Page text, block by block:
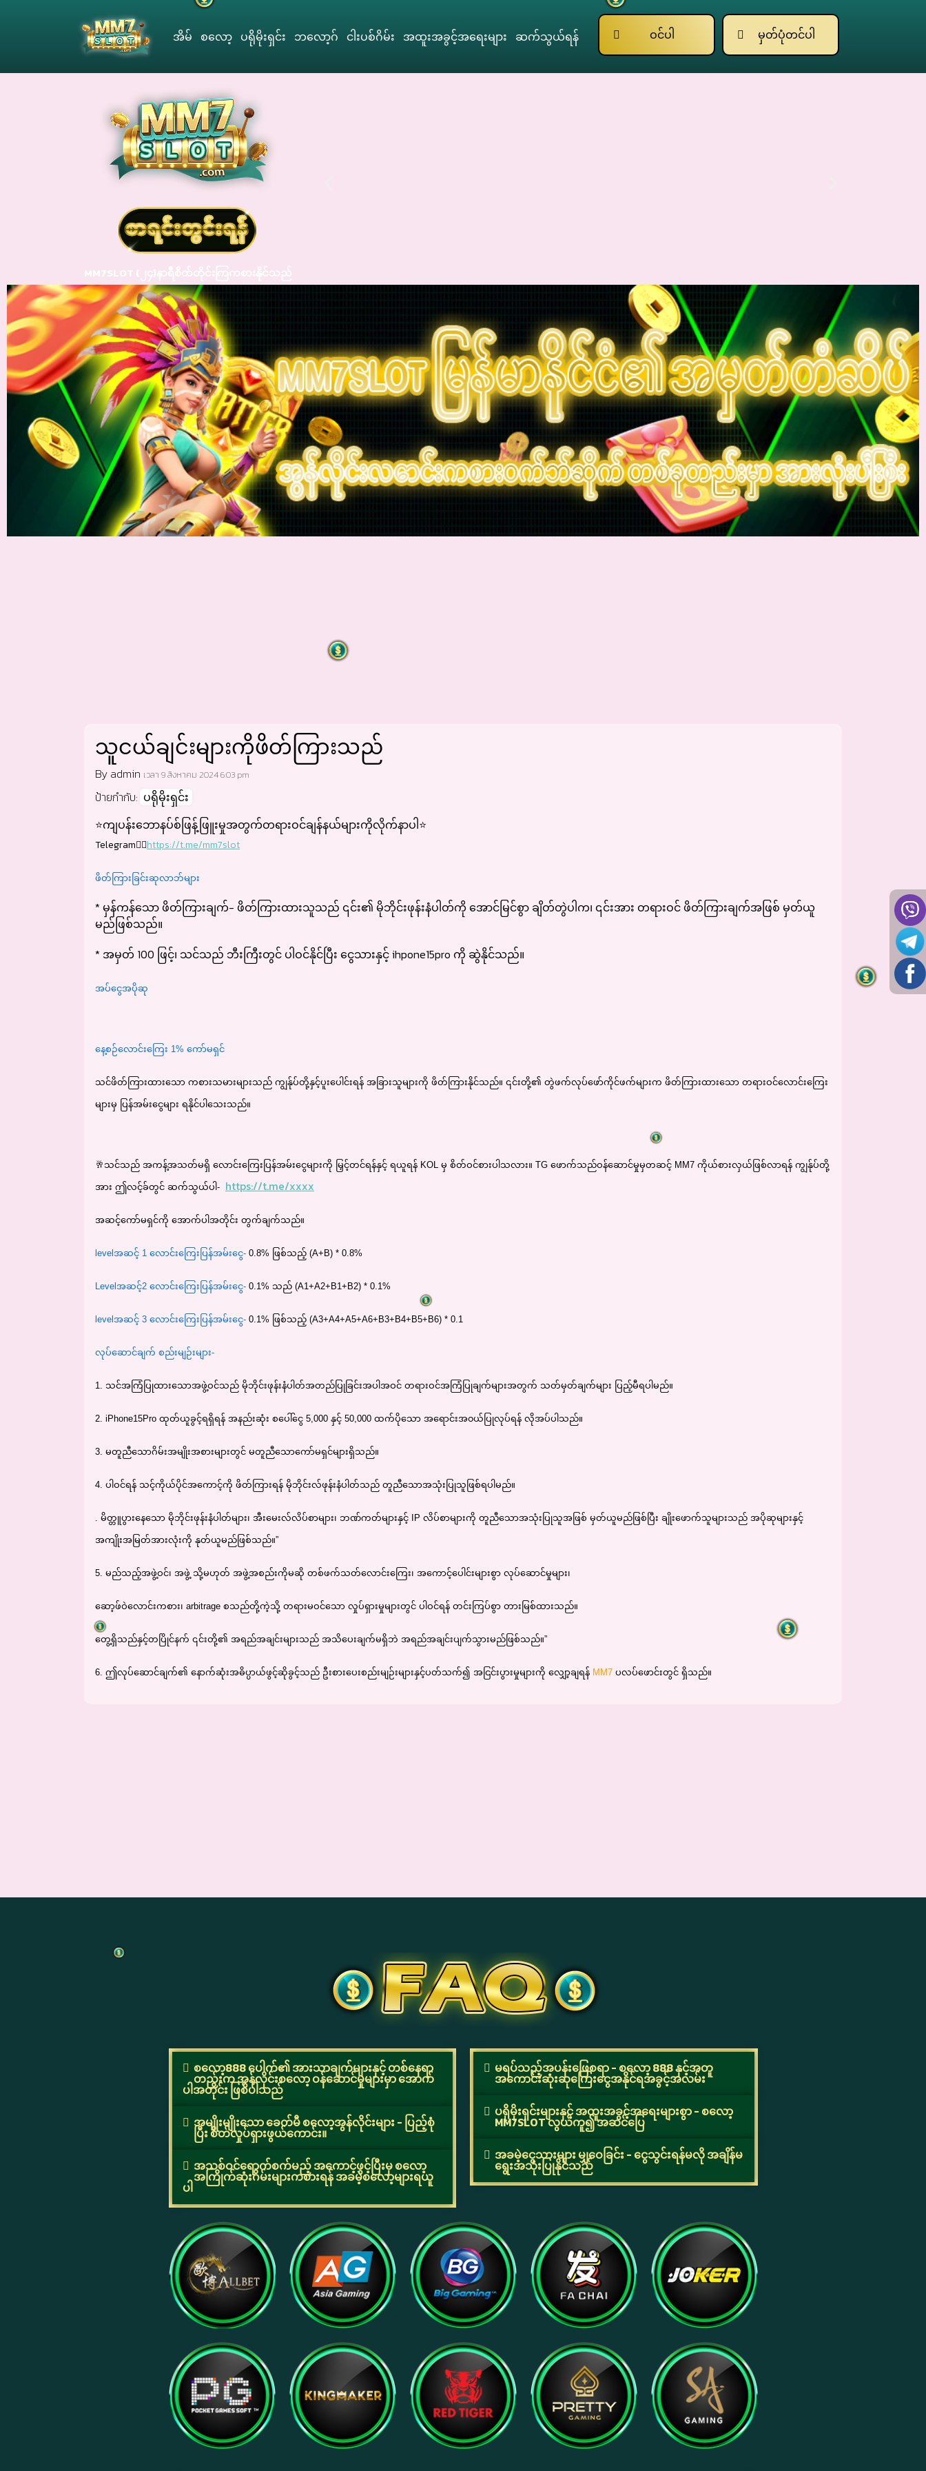
အိမ် စလော့ ပရိုမိုးရှင်း ဘလော့ဂ် ငါးပစ်ဂိမ်း အထူးအခွင့်အရေးများ ဆက်သွယ်ရန် ဝင်ပါ မှတ်ပုံတင်ပါ
MM7SLOT (၂၄)နာရီစိတ်တိုင်းကြကစားနိုင်သည်
သူငယ်ချင်းများကိုဖိတ်ကြားသည်
By admin เวลา 9 สิงหาคม 2024 6:03 pm
ป้ายกำกับ: ပရိုမိုးရှင်း
⭐️ကျပန်းဘောနပ်စ်ဖြန့်ဖြူးမှုအတွက်တရားဝင်ချန်နယ်များကိုလိုက်နာပါ⭐️
Telegram👉🏻https://t.me/mm7slot
ဖိတ်ကြားခြင်းဆုလာဘ်များ
* မှန်ကန်သော ဖိတ်ကြားချက်- ဖိတ်ကြားထားသူသည် ၎င်း၏ မိုဘိုင်းဖုန်းနံပါတ်ကို အောင်မြင်စွာ ချိတ်တွဲပါက၊ ၎င်းအား တရားဝင် ဖိတ်ကြားချက်အဖြစ် မှတ်ယူ
မည်ဖြစ်သည်။
* အမှတ် 100 ဖြင့်၊ သင်သည် ဘီးကြီးတွင် ပါဝင်နိုင်ပြီး ငွေသားနှင့် ihpone15pro ကို ဆွဲနိုင်သည်။
အပ်ငွေအပိုဆု
နေ့စဉ်လောင်းကြေး 1% ကော်မရှင်
သင်ဖိတ်ကြားထားသော ကစားသမားများသည် ကျွန်ုပ်တို့နှင့်ပူးပေါင်းရန် အခြားသူများကို ဖိတ်ကြားနိုင်သည်။ ၎င်းတို့၏ တွဲဖက်လုပ်ဖော်ကိုင်ဖက်များက ဖိတ်ကြားထားသော တရားဝင်လောင်းကြေး
များမှ ပြန်အမ်းငွေများ ရနိုင်ပါသေးသည်။
🥂 သင်သည် အကန့်အသတ်မရှိ လောင်းကြေးပြန်အမ်းငွေများကို မြှင့်တင်ရန်နှင့် ရယူရန် KOL မှ စိတ်ဝင်စားပါသလား။ TG ဖောက်သည်ဝန်ဆောင်မှုမှတဆင့် MM7 ကိုယ်စားလှယ်ဖြစ်လာရန် ကျွန်ုပ်တို့
အား ဤလင့်ခ်တွင် ဆက်သွယ်ပါ- https://t.me/xxxx
အဆင့်ကော်မရှင်ကို အောက်ပါအတိုင်း တွက်ချက်သည်။
levelအဆင့် 1 လောင်းကြေးပြန်အမ်းငွေ- 0.8% ဖြစ်သည့် (A+B) * 0.8%
Levelအဆင့်2 လောင်းကြေးပြန်အမ်းငွေ- 0.1% သည် (A1+A2+B1+B2) * 0.1%
levelအဆင့် 3 လောင်းကြေးပြန်အမ်းငွေ- 0.1% ဖြစ်သည့် (A3+A4+A5+A6+B3+B4+B5+B6) * 0.1
လုပ်ဆောင်ချက် စည်းမျဉ်းများ-
1. သင်အကြံပြုထားသောအဖွဲ့ဝင်သည် မိုဘိုင်းဖုန်းနံပါတ်အတည်ပြုခြင်းအပါအဝင် တရားဝင်အကြံပြုချက်များအတွက် သတ်မှတ်ချက်များ ပြည့်မီရပါမည်။
2. iPhone15Pro ထုတ်ယူခွင့်ရရှိရန် အနည်းဆုံး စပေါ်ငွေ 5,000 နှင့် 50,000 ထက်ပိုသော အရောင်းအ၀ယ်ပြုလုပ်ရန် လိုအပ်ပါသည်။
3. မတူညီသောဂိမ်းအမျိုးအစားများတွင် မတူညီသောကော်မရှင်များရှိသည်။
4. ပါဝင်ရန် သင့်ကိုယ်ပိုင်အကောင့်ကို ဖိတ်ကြားရန် မိုဘိုင်းလ်ဖုန်းနံပါတ်သည် တူညီသောအသုံးပြုသူဖြစ်ရပါမည်။
. မိတ္တူပွားနေသော မိုဘိုင်းဖုန်းနံပါတ်များ၊ အီးမေးလ်လိပ်စာများ၊ ဘဏ်ကတ်များနှင့် IP လိပ်စာများကို တူညီသောအသုံးပြုသူအဖြစ် မှတ်ယူမည်ဖြစ်ပြီး ချိုးဖောက်သူများသည် အပိုဆုများနှင့်
အကျိုးအမြတ်အားလုံးကို နုတ်ယူမည်ဖြစ်သည်။”
5. မည်သည့်အဖွဲ့ဝင်၊ အဖွဲ့ သို့မဟုတ် အဖွဲ့အစည်းကိုမဆို တစ်ဖက်သတ်လောင်းကြေး၊ အကောင့်ပေါင်းများစွာ လုပ်ဆောင်မှုများ၊
ဆော့ဖ်ဝဲလောင်းကစား၊ arbitrage စသည်တို့ကဲ့သို့ တရားမဝင်သော လှုပ်ရှားမှုများတွင် ပါဝင်ရန် တင်းကြပ်စွာ တားမြစ်ထားသည်။
တွေ့ရှိသည်နှင့်တပြိုင်နက် ၎င်းတို့၏ အရည်အချင်းများသည် အသိပေးချက်မရှိဘဲ အရည်အချင်းပျက်သွားမည်ဖြစ်သည်။”
6. ဤလုပ်ဆောင်ချက်၏ နောက်ဆုံးအဓိပ္ပာယ်ဖွင့်ဆိုခွင့်သည် ဦးစားပေးစည်းမျဉ်းများနှင့်ပတ်သက်၍ အငြင်းပွားမှုများကို လျှော့ချရန် MM7 ပလပ်ဖောင်းတွင် ရှိသည်။
စလော့888 ပေါက်၏ အားသာချက်များနှင့် တစ်နေရာ
တည်းက အွန်လိုင်းစလော့ ဝန်ဆောင်မှုများမှာ အောက်
ပါအတိုင်း ဖြစ်ပါသည်
အမျိုးမျိုးသော ခေတ်မီ စလော့အွန်လိုင်းများ - ပြည့်စုံ
ပြီး စိတ်လှုပ်ရှားဖွယ်ကောင်း။
အသစ်ဝင်ရောက်စက်မည့် အကောင့်ဖွင့်ပြီးမှ စလော့
အကြိုက်ဆုံးဂိမ်းများကစားရန် အခမဲ့စလော့များရယူ
ပါ
မရပ်သည့်အပန်းဖြေစရာ - စလော့ 888 နှင့်အတူ
အကောင်းဆုံးဆုကြေးငွေအနိုင်ရအခွင့်အလမ်း
ပရိုမိုးရှင်းများနှင့် အထူးအခွင့်အရေးများစွာ - စလော့
MM7SLOT လွယ်ကူ၍ အဆင်ပြေ
အခမဲ့ငွေသားများ မျှဝေခြင်း - ငွေသွင်းရန်မလို အချိန်မ
ရွေးအသုံးပြုနိုင်သည်